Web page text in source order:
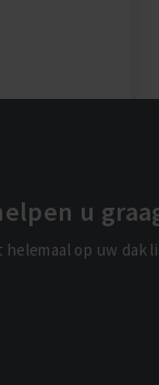
u
helemaal op uw dak